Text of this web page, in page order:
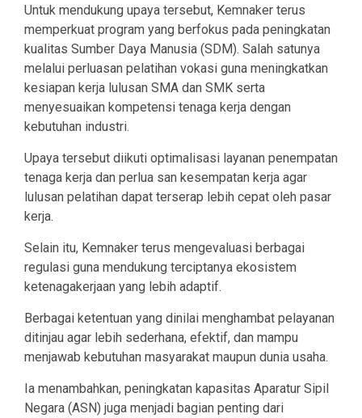
Untuk mendukung upaya tersebut, Kemnaker terus
memperkuat program yang berfokus pada peningkatan
kualitas Sumber Daya Manusia (SDM). Salah satunya
melalui perluasan pelatihan vokasi guna meningkatkan
kesiapan kerja lulusan SMA dan SMK serta
menyesuaikan kompetensi tenaga kerja dengan
kebutuhan industri.
Upaya tersebut diikuti optimalisasi layanan penempatan
tenaga kerja dan perlua san kesempatan kerja agar
lulusan pelatihan dapat terserap lebih cepat oleh pasar
kerja.
Selain itu, Kemnaker terus mengevaluasi berbagai
regulasi guna mendukung terciptanya ekosistem
ketenagakerjaan yang lebih adaptif.
Berbagai ketentuan yang dinilai menghambat pelayanan
ditinjau agar lebih sederhana, efektif, dan mampu
menjawab kebutuhan masyarakat maupun dunia usaha.
Ia menambahkan, peningkatan kapasitas Aparatur Sipil
Negara (ASN) juga menjadi bagian penting dari